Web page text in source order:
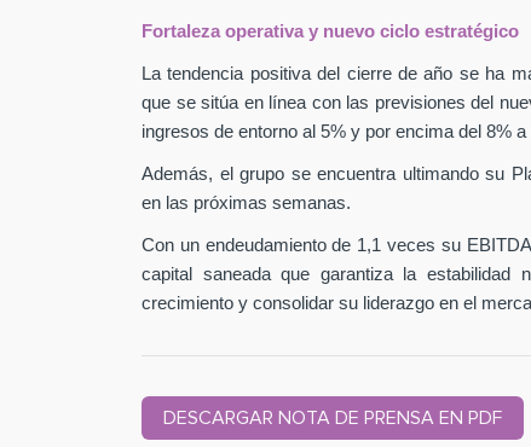
Fortaleza operativa y nuevo ciclo estratégico
La tendencia positiva del cierre de año se ha
que se sitúa en línea con las previsiones del
ingresos de entorno al 5% y por encima del 8%
Además, el grupo se encuentra ultimando su
en las próximas semanas.
Con un endeudamiento de 1,1 veces su
capital saneada que garantiza la estabilidad
crecimiento y consolidar su liderazgo en el
DESCARGAR NOTA DE PRENSA EN PDF